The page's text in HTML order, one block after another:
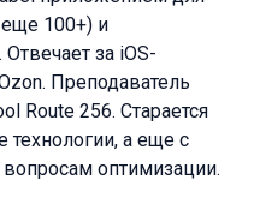
100+) и
за iOS-
Преподаватель
Route 256. Старается
технологии, а еще с
оптимизации.